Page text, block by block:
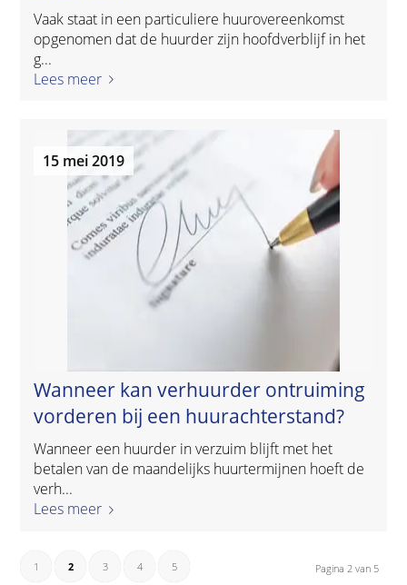
Vaak staat in een particuliere huurovereenkomst
opgenomen dat de huurder zijn hoofdverblijf in het
g...
Lees meer
Wanneer kan verhuurder ontruiming
vorderen bij een huurachterstand?
15 mei 2019
Wanneer een huurder in verzuim blijft met het
betalen van de maandelijks huurtermijnen hoeft de
verh...
Lees meer
Pagina 2 van 5
1 2 3 4 5